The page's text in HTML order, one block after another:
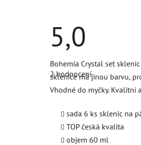
5,0
Průměrné
hodnocení
produktu
je
5,0
hvězdiček.
2 hodnocení
Bohemia Crystal set
sklenice má jinou barvu,
Vhodné do myčky. Kvalitní
sada 6 ks sklenic na
TOP česká kvalita
objem 60 ml